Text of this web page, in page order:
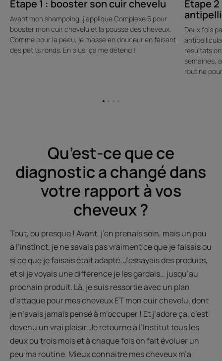
Étape 1 : booster son cuir chevelu
Avant mon shampoing, j’applique Complexe 5 pour
booster mon cuir chevelu et la pousse des cheveux.
Comme pour la peau, je masse en douceur en faisant
des petits ronds. En plus, ça me détend !
Étape
Deux fois
résultats
semaines,
routine
Aller
AllerAllerAller
Qu’est-ce que ce
diagnostic a changé dans
votre rapport à vos
cheveux ?
Tout, ou presque ! Avant, j’en prenais soin, mais un peu
à l’instinct, je ne savais pas vraiment ce que je faisais ou
si ce que je faisais était adapté. J’essayais des produits,
et si je voyais une différence je les gardais… jusqu’au
prochain produit. Là, je suis ressortie avec un plan
d’attaque pour mes cheveux ET mon cuir chevelu, dont
je n’avais jamais pensé à m’occuper ! Et j’adore ça, c’est
devenu un vrai plaisir. Je retourne à l’Institut tous les
deux ou trois mois et à chaque fois on fait évoluer un
peu ma routine. Mieux connaitre mes cheveux m’a